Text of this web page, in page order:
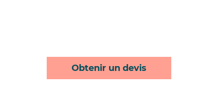
Obtenir un devis